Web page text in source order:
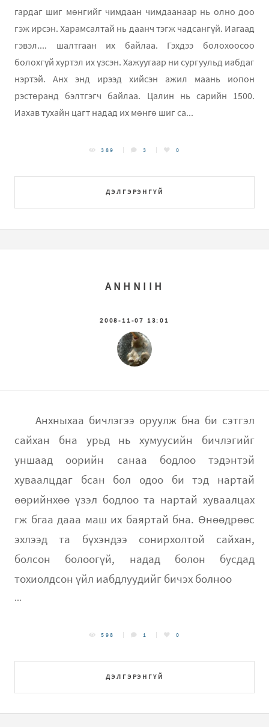
гардаг шиг мөнгийг чимдаан чимдаанаар нь олно доо
гэж ирсэн. Xарамсалтай нь даанч тэгж чадсангүй. Иагаад
гэвэл.... шалтгаан их байлаа. Гэхдээ болохоосоо
болохгүй хуртэл их үзсэн. Хажуугаар ни сургуульд иабдаг
нэртэй. Анх энд ирээд хийсэн ажил маань иопон
рэстөранд бэлтгэгч байлаа. Цалин нь сарийн 1500.
Иахав тухайн цагт надад их мөнгө шиг са...
ДЭЛГЭРЭНГҮЙ
389 3 0
ANHNIIH
2008-11-07 13:01
Aнхныхаа бичлэгээ оруулж бна би сэтгэл
сайхан бна урьд нь хумуусийн бичлэгийг
уншаад оорийн санаа бодлоо тэдэнтэй
хуваалцдаг бсан бол одоо би тэд нартай
өөрийнхөө үзэл бодлоо та нартай хуваалцах
гж бгаа дааа маш их баяртай бна. Өнөөдрөөс
эхлээд та бүхэндээ сонирхолтой сайхан,
болсон болоогүй, надад болон бусдад
тохиолдсон үйл иабдлуудийг бичэх болноо
...
ДЭЛГЭРЭНГҮЙ
598 1 0